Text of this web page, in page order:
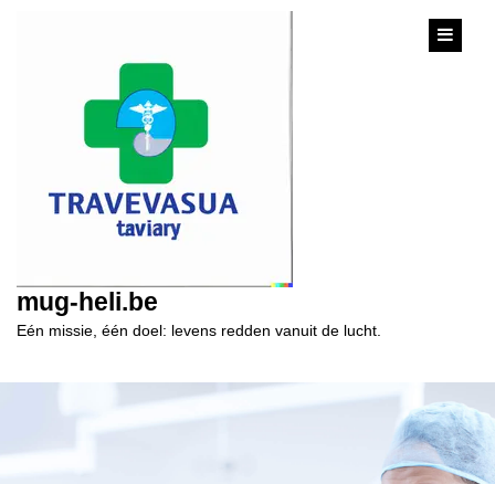
mug-heli.be
Eén missie, één doel: levens redden vanuit de lucht.